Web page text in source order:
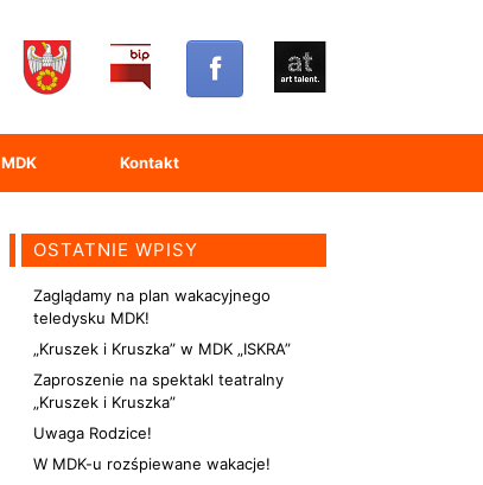
MDK Kontakt
OSTATNIE WPISY
Zaglądamy na plan wakacyjnego
teledysku MDK!
„Kruszek i Kruszka” w MDK „ISKRA”
Zaproszenie na spektakl teatralny
„Kruszek i Kruszka”
Uwaga Rodzice!
W MDK-u rozśpiewane wakacje!